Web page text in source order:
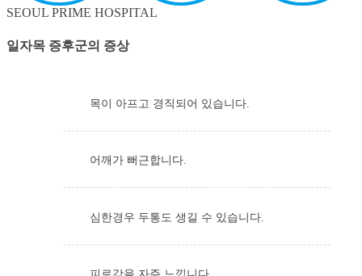
SEOUL PRIME HOSPITAL
일자목 증후군의 증상
목이 아프고 경직되어 있습니다.
어깨가 뻐근합니다.
심한경우 두통도 생길 수 있습니다.